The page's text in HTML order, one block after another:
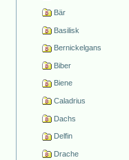
Bär
Basilisk
Bernickelgans
Biber
Biene
Caladrius
Dachs
Delfin
Drache